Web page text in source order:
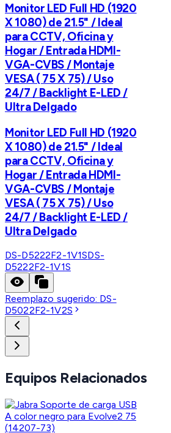
Monitor LED Full HD (1920
X 1080) de 21.5" / Ideal
para CCTV, Oficina y
Hogar / Entrada HDMI-
VGA-CVBS / Montaje
VESA ( 75 X 75) / Uso
24/7 / Backlight E-LED /
Ultra Delgado
Monitor LED Full HD (1920
X 1080) de 21.5" / Ideal
para CCTV, Oficina y
Hogar / Entrada HDMI-
VGA-CVBS / Montaje
VESA ( 75 X 75) / Uso
24/7 / Backlight E-LED /
Ultra Delgado
DS-D5222F2-1V1SDS-
D5222F2-1V1S
Reemplazo sugerido: DS-
D5022F2-1V2S
Equipos Relacionados